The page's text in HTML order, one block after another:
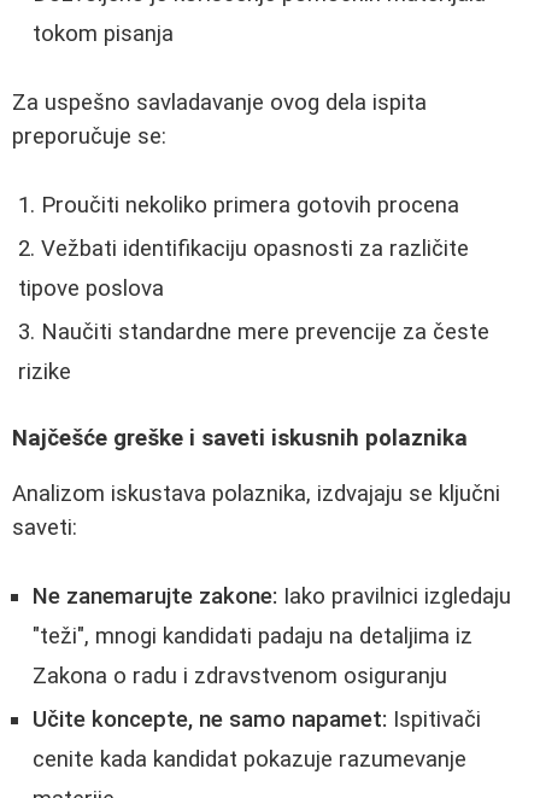
tokom pisanja
Za uspešno savladavanje ovog dela ispita
preporučuje se:
Proučiti nekoliko primera gotovih procena
Vežbati identifikaciju opasnosti za različite
tipove poslova
Naučiti standardne mere prevencije za česte
rizike
Najčešće greške i saveti iskusnih polaznika
Analizom iskustava polaznika, izdvajaju se ključni
saveti:
Ne zanemarujte zakone: Iako pravilnici izgledaju
"teži", mnogi kandidati padaju na detaljima iz
Zakona o radu i zdravstvenom osiguranju
Učite koncepte, ne samo napamet: Ispitivači
cenite kada kandidat pokazuje razumevanje